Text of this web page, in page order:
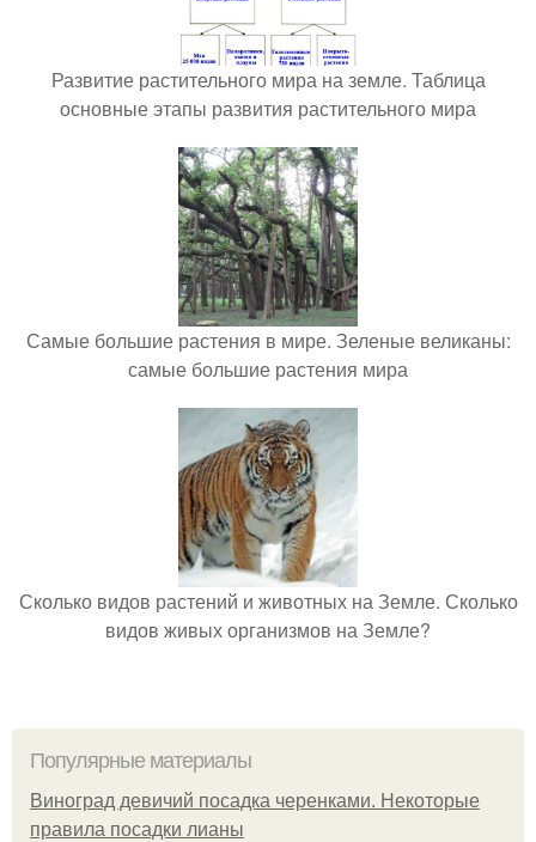
Развитие растительного мира на земле. Таблица
основные этапы развития растительного мира
Самые большие растения в мире. Зеленые великаны:
самые большие растения мира
Сколько видов растений и животных на Земле. Сколько
видов живых организмов на Земле?
Популярные материалы
Виноград девичий посадка черенками. Некоторые
правила посадки лианы